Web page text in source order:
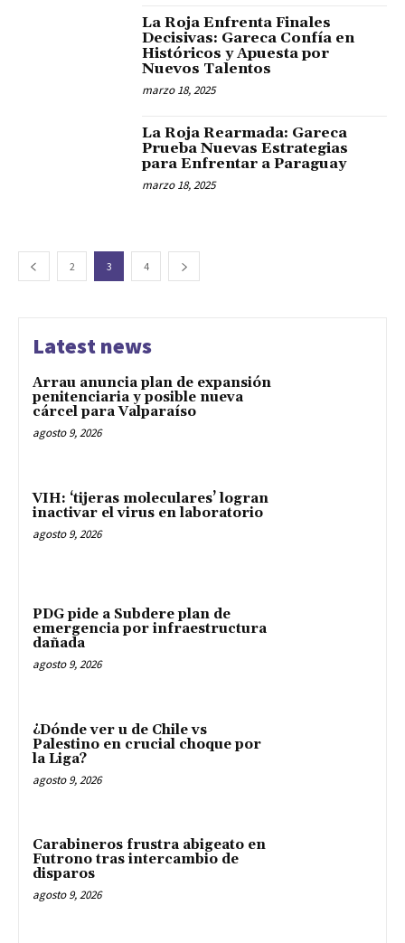
La Roja Enfrenta Finales
Decisivas: Gareca Confía en
Históricos y Apuesta por
Nuevos Talentos
marzo 18, 2025
La Roja Rearmada: Gareca
Prueba Nuevas Estrategias
para Enfrentar a Paraguay
marzo 18, 2025
2 3 4
Latest news
Arrau anuncia plan de expansión
penitenciaria y posible nueva
cárcel para Valparaíso
agosto 9, 2026
VIH: ‘tijeras moleculares’ logran
inactivar el virus en laboratorio
agosto 9, 2026
PDG pide a Subdere plan de
emergencia por infraestructura
dañada
agosto 9, 2026
¿Dónde ver u de Chile vs
Palestino en crucial choque por
la Liga?
agosto 9, 2026
Carabineros frustra abigeato en
Futrono tras intercambio de
disparos
agosto 9, 2026